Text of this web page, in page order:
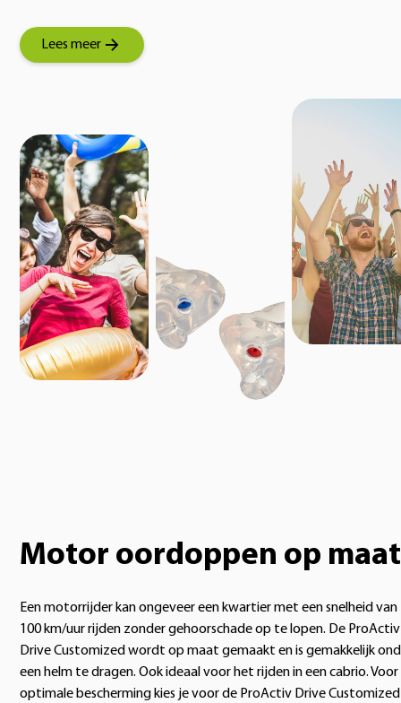
Lees meer
Motor oordoppen op maat
Een motorrijder kan ongeveer een kwartier met een snelheid van
100 km/uur rijden zonder gehoorschade op te lopen. De ProActiv
Drive Customized wordt op maat gemaakt en is gemakkelijk
een helm te dragen. Ook ideaal voor het rijden in een cabrio. Voor
optimale bescherming kies je voor de ProActiv Drive Customized